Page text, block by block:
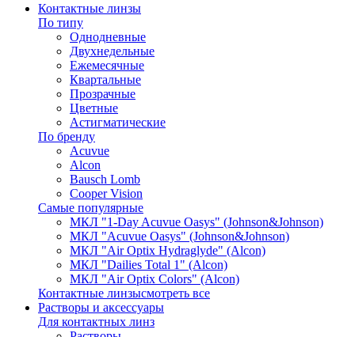
Контактные линзы
По типу
Однодневные
Двухнедельные
Ежемесячные
Квартальные
Прозрачные
Цветные
Астигматические
По бренду
Acuvue
Alcon
Bausch Lomb
Cooper Vision
Самые популярные
МКЛ "1-Day Acuvue Oasys" (Johnson&Johnson)
МКЛ "Acuvue Oasys" (Johnson&Johnson)
МКЛ "Air Optix Hydraglyde" (Alcon)
МКЛ "Dailies Total 1" (Alcon)
МКЛ "Air Optix Colors" (Alcon)
Контактные линзысмотреть все
Растворы и аксессуары
Для контактных линз